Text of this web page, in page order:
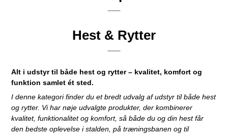
Hest & Rytter
Alt i udstyr til både hest og rytter – kvalitet, komfort og
funktion samlet ét sted.
I denne kategori finder du et bredt udvalg af udstyr til både hest
og rytter. Vi har nøje udvalgte produkter, der kombinerer
kvalitet, funktionalitet og komfort, så både du og din hest får
den bedste oplevelse i stalden, på træningsbanen og til